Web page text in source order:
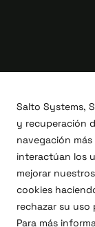
Salto Systems,
y recuperación
navegación
interactúan los
mejorar
cookies
rechazar su
Para más